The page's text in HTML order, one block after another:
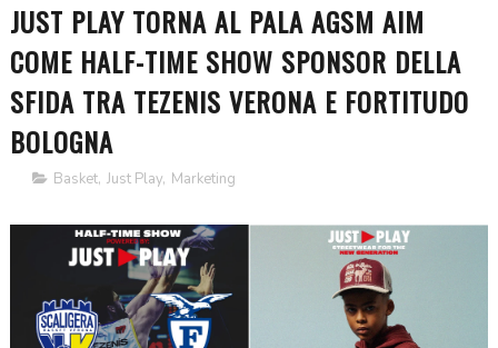
JUST PLAY TORNA AL PALA AGSM AIM
COME HALF-TIME SHOW SPONSOR DELLA
SFIDA TRA TEZENIS VERONA E FORTITUDO
BOLOGNA
Basket, Just Play, Marketing